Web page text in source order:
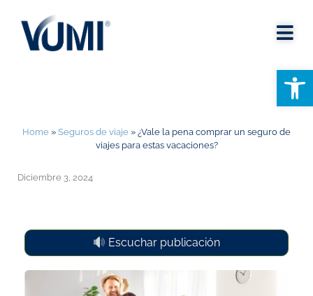
Abrir
Home » Seguros de viaje » ¿Vale la pena comprar un seguro de
viajes para estas vacaciones?
Diciembre 3, 2024
Escuchar publicación